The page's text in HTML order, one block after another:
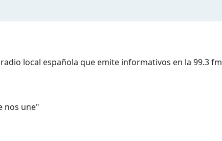
local española que emite informativos en la 99.3 fm
nos une"